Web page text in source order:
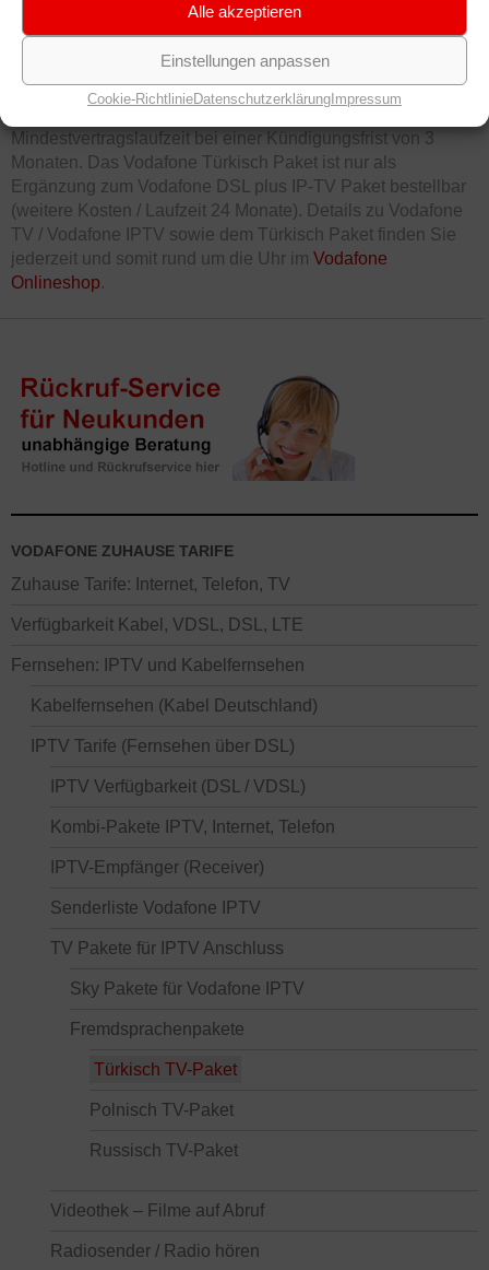
Alle akzeptieren
Einstellungen anpassen
Cookie-RichtlinieDatenschutzerklärung Impressum
Kinderschutzes ganz oder teilweise verschlüsselt
werden müssten. Überzeugen Sie sich selbst und
Mindestvertragslaufzeit bei einer Kündigungsfrist von 3
Monaten. Das Vodafone Türkisch Paket ist nur als
Ergänzung zum Vodafone DSL plus IP-TV Paket bestellbar
(weitere Kosten / Laufzeit 24 Monate). Details zu Vodafone
TV / Vodafone IPTV sowie dem Türkisch Paket finden Sie
jederzeit und somit rund um die Uhr im Vodafone
Onlineshop.
VODAFONE ZUHAUSE TARIFE
Zuhause Tarife: Internet, Telefon, TV
Verfügbarkeit Kabel, VDSL, DSL, LTE
Fernsehen: IPTV und Kabelfernsehen
Kabelfernsehen (Kabel Deutschland)
IPTV Tarife (Fernsehen über DSL)
IPTV Verfügbarkeit (DSL / VDSL)
Kombi-Pakete IPTV, Internet, Telefon
IPTV-Empfänger (Receiver)
Senderliste Vodafone IPTV
TV Pakete für IPTV Anschluss
Sky Pakete für Vodafone IPTV
Fremdsprachenpakete
Türkisch TV-Paket
Polnisch TV-Paket
Russisch TV-Paket
Videothek – Filme auf Abruf
Radiosender / Radio hören